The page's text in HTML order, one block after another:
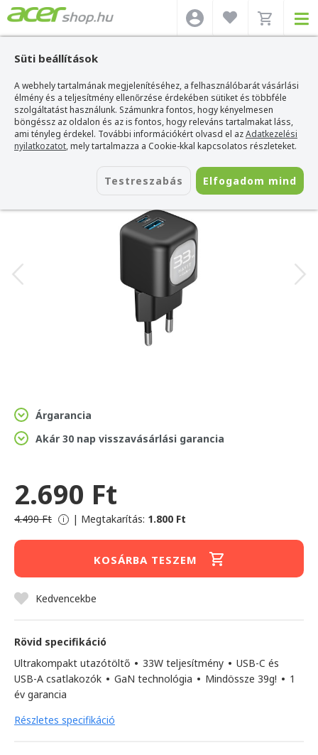
Süti beállítások
A webhely tartalmának megjelenítéséhez, a felhasználóbarát vásárlási
élmény és a teljesítmény ellenőrzése érdekében sütiket és többféle
szolgáltatást használunk. Számunkra fontos, hogy kényelmesen
böngéssz az oldalon és az is fontos, hogy releváns tartalmakat láss,
ami tényleg érdekel. További információkért olvasd el azAdatkezelési
nyilatkozatot, mely tartalmazza a Cookie-kkal kapcsolatos részleteket.
Testreszabás Elfogadom mind
Acer webshop>Kiegészítők>Hangszóró> Havit Hangszóró >Havit UC230
Mobile series - 33W GaN Utazó töltő EU
Havit UC230 Mobile series - 33W GaN
Utazó töltő EU
Azonosító: UC230 EU
Árgarancia
Akár 30 nap visszavásárlási garancia
2.690 Ft
4.490 Ft i | Megtakarítás: 1.800 Ft
KOSÁRBA TESZEM
Kedvencekbe
Rövid specifikáció
Ultrakompakt utazótöltő • 33W teljesítmény • USB-C és
USB-A csatlakozók • GaN technológia • Mindössze 39g! • 1
év garancia
Részletes specifikáció